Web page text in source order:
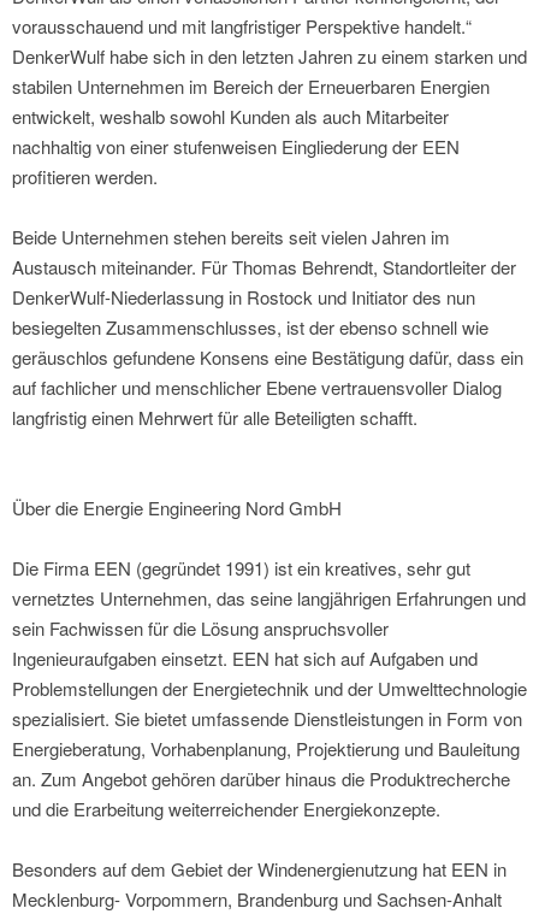
vorausschauend und mit langfristiger Perspektive handelt.“
DenkerWulf habe sich in den letzten Jahren zu einem starken und
stabilen Unternehmen im Bereich der Erneuerbaren Energien
entwickelt, weshalb sowohl Kunden als auch Mitarbeiter
nachhaltig von einer stufenweisen Eingliederung der EEN
profitieren werden.
Beide Unternehmen stehen bereits seit vielen Jahren im
Austausch miteinander. Für Thomas Behrendt, Standortleiter der
DenkerWulf-Niederlassung in Rostock und Initiator des nun
besiegelten Zusammenschlusses, ist der ebenso schnell wie
geräuschlos gefundene Konsens eine Bestätigung dafür, dass ein
auf fachlicher und menschlicher Ebene vertrauensvoller Dialog
langfristig einen Mehrwert für alle Beteiligten schafft.
Über die Energie Engineering Nord GmbH
Die Firma EEN (gegründet 1991) ist ein kreatives, sehr gut
vernetztes Unternehmen, das seine langjährigen Erfahrungen und
sein Fachwissen für die Lösung anspruchsvoller
Ingenieuraufgaben einsetzt. EEN hat sich auf Aufgaben und
Problemstellungen der Energietechnik und der Umwelttechnologie
spezialisiert. Sie bietet umfassende Dienstleistungen in Form von
Energieberatung, Vorhabenplanung, Projektierung und Bauleitung
an. Zum Angebot gehören darüber hinaus die Produktrecherche
und die Erarbeitung weiterreichender Energiekonzepte.
Besonders auf dem Gebiet der Windenergienutzung hat EEN in
Mecklenburg- Vorpommern, Brandenburg und Sachsen-Anhalt